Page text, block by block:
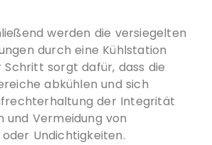
werden die versiegelten
durch eine Kühlstation
Schritt sorgt dafür, dass die
abkühlen und sich
der Integrität
und Vermeidung von
Undichtigkeiten.